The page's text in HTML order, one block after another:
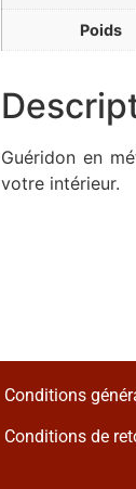
Poids
Guéridon en
votre intérieur.
Conditions
Conditions de